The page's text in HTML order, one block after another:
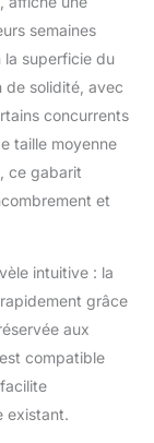
𝐂𝐎𝐌𝐁𝐎
et la
pour
𝐃𝐄
Avec
semaines
la superficie du
de solidité, avec
concurrents
taille moyenne
ce gabarit
et
intuitive : la
grâce
aux
compatible
existant.